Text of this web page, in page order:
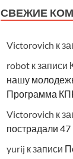
СВЕЖИЕ
Victorovich к
robot к записи
нашу
Программа
Victorovich к
пострадали 47
yurij к записи